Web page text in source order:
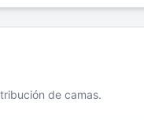
de camas.